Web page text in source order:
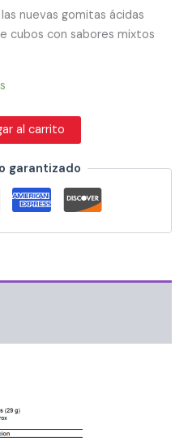
nuevas gomitas ácidas
cubos con sabores mixtos
al carrito
garantizado